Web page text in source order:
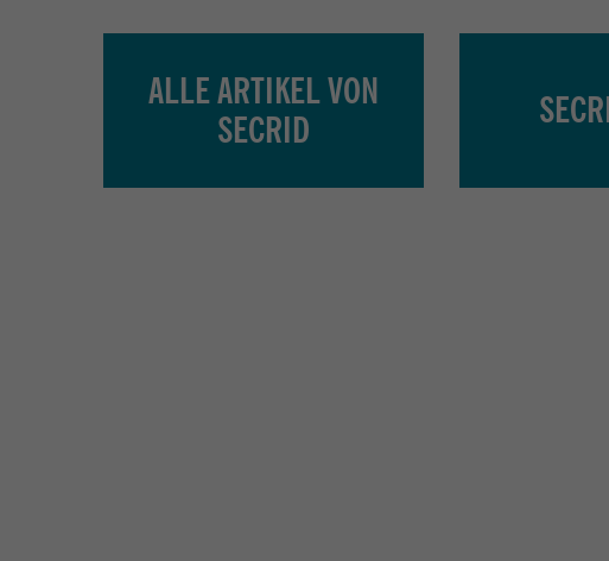
ALLE ARTIKEL VON
SECRID